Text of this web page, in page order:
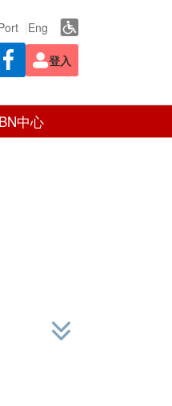
Eng
登入
中心